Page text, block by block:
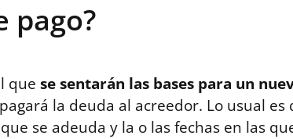
pago?
que se sentarán las bases para un
la deuda al acreedor. Lo usual
se adeuda y la o las fechas en las